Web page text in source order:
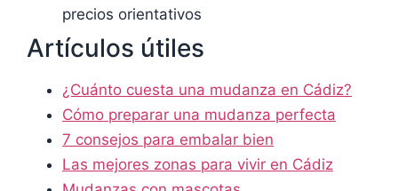
precios orientativos
Artículos útiles
¿Cuánto cuesta una mudanza en Cádiz?
Cómo preparar una mudanza perfecta
7 consejos para embalar bien
Las mejores zonas para vivir en Cádiz